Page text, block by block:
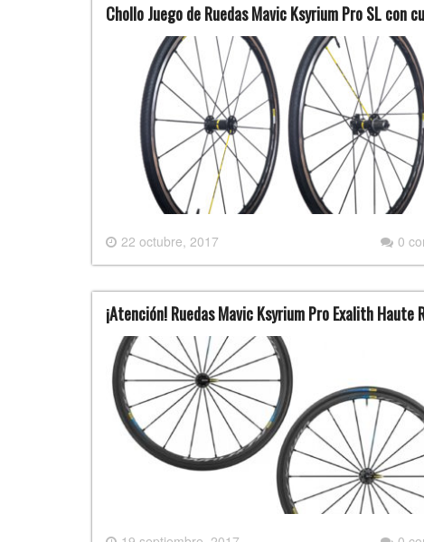
Chollo Juego de Ruedas Mavic Ksyrium Pro SL con
22 octubre, 2017 0
¡Atención! Ruedas Mavic Ksyrium Pro Exalith Haute